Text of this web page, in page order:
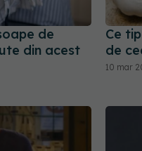
de
din acest
Ce
de
10 mar